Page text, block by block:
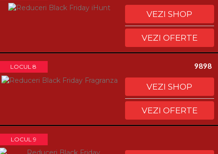
VEZI SHOP
VEZI OFERTE
LOCUL 8 9898
VEZI SHOP
VEZI OFERTE
LOCUL 9